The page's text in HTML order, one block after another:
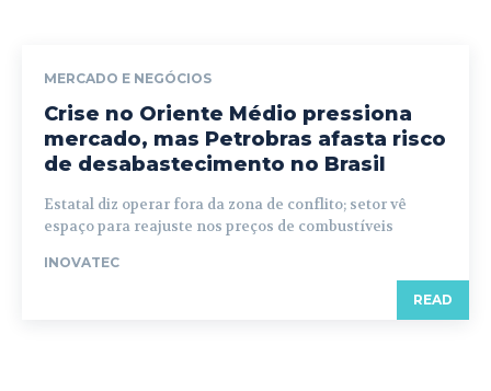
MERCADO E NEGÓCIOS
Crise no Oriente Médio pressiona
mercado, mas Petrobras afasta risco
de desabastecimento no Brasil
Estatal diz operar fora da zona de conflito; setor vê
espaço para reajuste nos preços de combustíveis
INOVATEC
READ